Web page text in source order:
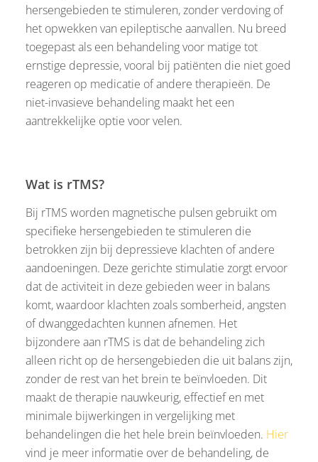
hersengebieden te stimuleren, zonder verdoving of
het opwekken van epileptische aanvallen. Nu breed
toegepast als een behandeling voor matige tot
ernstige depressie, vooral bij patiënten die niet goed
reageren op medicatie of andere therapieën. De
niet-invasieve behandeling maakt het een
aantrekkelijke optie voor velen.
Wat is rTMS?
Bij rTMS worden magnetische pulsen gebruikt om
specifieke hersengebieden te stimuleren die
betrokken zijn bij depressieve klachten of andere
aandoeningen. Deze gerichte stimulatie zorgt ervoor
dat de activiteit in deze gebieden weer in balans
komt, waardoor klachten zoals somberheid, angsten
of dwanggedachten kunnen afnemen. Het
bijzondere aan rTMS is dat de behandeling zich
alleen richt op de hersengebieden die uit balans zijn,
zonder de rest van het brein te beïnvloeden. Dit
maakt de therapie nauwkeurig, effectief en met
minimale bijwerkingen in vergelijking met
behandelingen die het hele brein beïnvloeden. Hier
vind je meer informatie over de behandeling, de